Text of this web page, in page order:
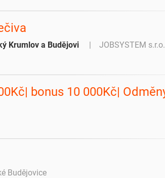
Krumlov a Budějovi
JOBSYSTEM s.r.o.
bonus 10 000Kč|
Budějovice